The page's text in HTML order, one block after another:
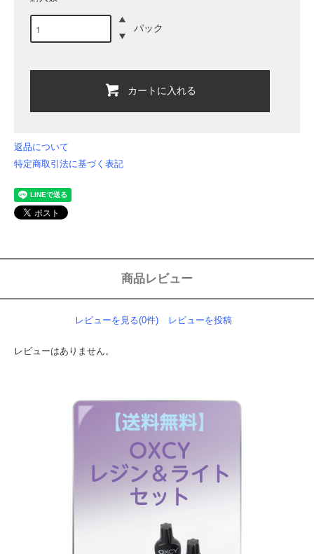
パック
カートに入れる
返品について
特定商取引法に基づく表記
商品レビュー
レビューを見る(0件) レビューを投稿
レビューはありません。